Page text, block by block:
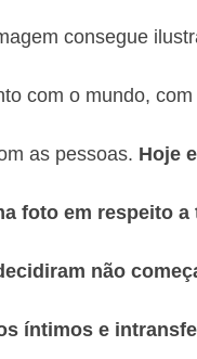
consegue
com o mundo,
as pessoas. Hoje
foto em respeito a
não
íntimos e